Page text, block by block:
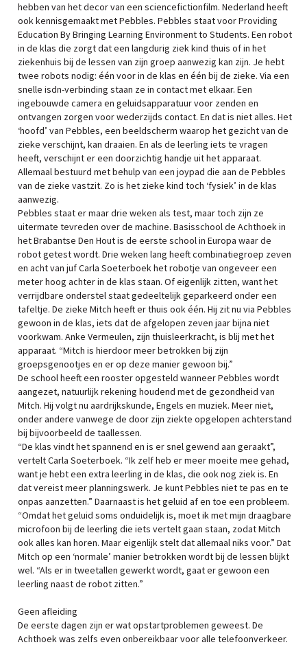
hebben van het decor van een sciencefictionfilm. Nederland heeft
ook kennisgemaakt met Pebbles. Pebbles staat voor Providing
Education By Bringing Learning Environment to Students. Een robot
in de klas die zorgt dat een langdurig ziek kind thuis of in het
ziekenhuis bij de lessen van zijn groep aanwezig kan zijn. Je hebt
twee robots nodig: één voor in de klas en één bij de zieke. Via een
snelle isdn-verbinding staan ze in contact met elkaar. Een
ingebouwde camera en geluidsapparatuur voor zenden en
ontvangen zorgen voor wederzijds contact. En dat is niet alles. Het
‘hoofd’ van Pebbles, een beeldscherm waarop het gezicht van de
zieke verschijnt, kan draaien. En als de leerling iets te vragen
heeft, verschijnt er een doorzichtig handje uit het apparaat.
Allemaal bestuurd met behulp van een joypad die aan de Pebbles
van de zieke vastzit. Zo is het zieke kind toch ‘fysiek’ in de klas
aanwezig.
Pebbles staat er maar drie weken als test, maar toch zijn ze
uitermate tevreden over de machine. Basisschool de Achthoek in
het Brabantse Den Hout is de eerste school in Europa waar de
robot getest wordt. Drie weken lang heeft combinatiegroep zeven
en acht van juf Carla Soeterboek het robotje van ongeveer een
meter hoog achter in de klas staan. Of eigenlijk zitten, want het
verrijdbare onderstel staat gedeeltelijk geparkeerd onder een
tafeltje. De zieke Mitch heeft er thuis ook één. Hij zit nu via Pebbles
gewoon in de klas, iets dat de afgelopen zeven jaar bijna niet
voorkwam. Anke Vermeulen, zijn thuisleerkracht, is blij met het
apparaat. “Mitch is hierdoor meer betrokken bij zijn
groepsgenootjes en er op deze manier gewoon bij.”
De school heeft een rooster opgesteld wanneer Pebbles wordt
aangezet, natuurlijk rekening houdend met de gezondheid van
Mitch. Hij volgt nu aardrijkskunde, Engels en muziek. Meer niet,
onder andere vanwege de door zijn ziekte opgelopen achterstand
bij bijvoorbeeld de taallessen.
“De klas vindt het spannend en is er snel gewend aan geraakt”,
vertelt Carla Soeterboek. “Ik zelf heb er meer moeite mee gehad,
want je hebt een extra leerling in de klas, die ook nog ziek is. En
dat vereist meer planningswerk. Je kunt Pebbles niet te pas en te
onpas aanzetten.” Daarnaast is het geluid af en toe een probleem.
“Omdat het geluid soms onduidelijk is, moet ik met mijn draagbare
microfoon bij de leerling die iets vertelt gaan staan, zodat Mitch
ook alles kan horen. Maar eigenlijk stelt dat allemaal niks voor.” Dat
Mitch op een ‘normale’ manier betrokken wordt bij de lessen blijkt
wel. “Als er in tweetallen gewerkt wordt, gaat er gewoon een
leerling naast de robot zitten.”
Geen afleiding
De eerste dagen zijn er wat opstartproblemen geweest. De
Achthoek was zelfs even onbereikbaar voor alle telefoonverkeer.